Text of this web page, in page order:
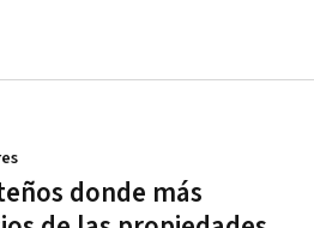
donde más